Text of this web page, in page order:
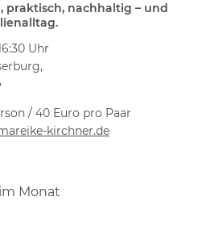
praktisch, nachhaltig – und
Uhr
/ 40 Euro pro Paar
kirchner.de
Monat